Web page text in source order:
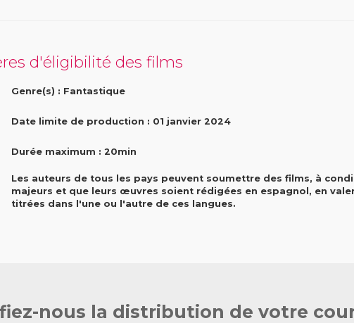
d'éligibilité des films
Genre(s) : Fantastique
Date limite de production : 01 janvier 2024
Durée maximum : 20min
Les auteurs de tous les pays peuvent soumettre des films, à
majeurs et que leurs œuvres soient rédigées en espagnol, en
titrées dans l'une ou l'autre de ces langues.
nous la distribution de votre